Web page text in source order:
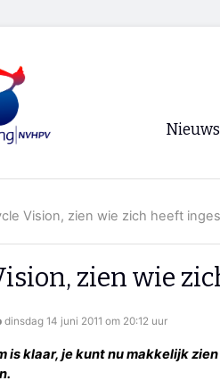
Nieuws
RSS
Vision, zien wie zich heeft
zien wie
dinsdag 14 juni 2011 om 20:12 uur
is klaar, je kunt nu makkelijk